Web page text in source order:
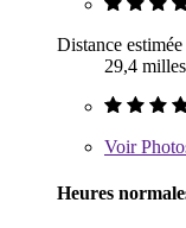
Distance estimée
29,4 milles
Voir
Heures